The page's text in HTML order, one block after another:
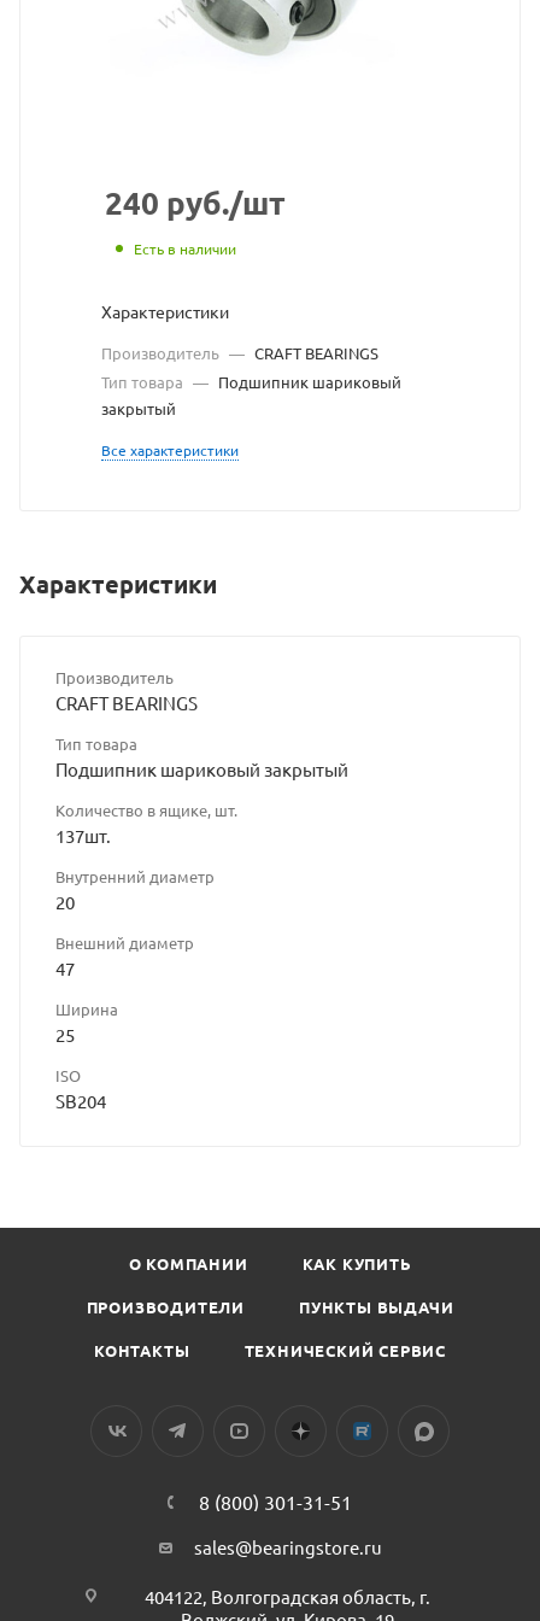
240 руб./шт
Есть в наличии
Характеристики
Производитель — CRAFT BEARINGS
Тип товара — Подшипник шариковый
закрытый
Все характеристики
Характеристики
Производитель
CRAFT BEARINGS
Тип товара
Подшипник шариковый закрытый
Количество в ящике, шт.
137шт.
Внутренний диаметр
20
Внешний диаметр
47
Ширина
25
ISO
SB204
О КОМПАНИИ КАК КУПИТЬ
ПРОИЗВОДИТЕЛИ ПУНКТЫ ВЫДАЧИ
КОНТАКТЫ ТЕХНИЧЕСКИЙ СЕРВИС
8 (800) 301-31-51
sales@bearingstore.ru
404122, Волгоградская область, г.